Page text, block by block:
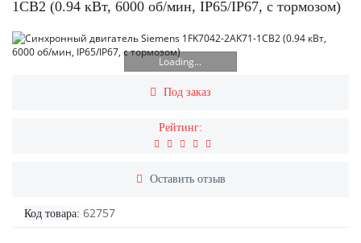
1CB2 (0.94 кВт, 6000 об/мин, IP65/IP67, с тормозом)
Loading...
Под заказ
Рейтинг:
Оставить отзыв
Код товара: 62757